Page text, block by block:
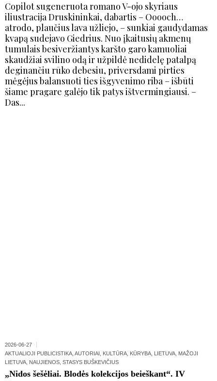
Copilot sugeneruota romano V-ojo skyriaus
iliustracija Druskininkai, dabartis – Ooooch…
atrodo, plaučius lava užliejo, – sunkiai gaudydamas
kvapą sudejavo Giedrius. Nuo įkaitusių akmenų
tumulais besiveržiantys karšto garo kamuoliai
skaudžiai svilino odą ir užpildė nedidelę patalpą
deginančiu rūko debesiu, priversdami pirties
mėgėjus balansuoti ties išgyvenimo riba – išbūti
šiame pragare galėjo tik patys ištvermingiausi. –
Das...
2026-06-27
AKTUALIOJI PUBLICISTIKA AUTORIAI KULTŪRA KŪRYBA LIETUVA MAŽOJI
LIETUVA NAUJIENOS STASYS BUŠKEVIČIUS
„Nidos šešėliai. Blodės kolekcijos beieškant“. IV